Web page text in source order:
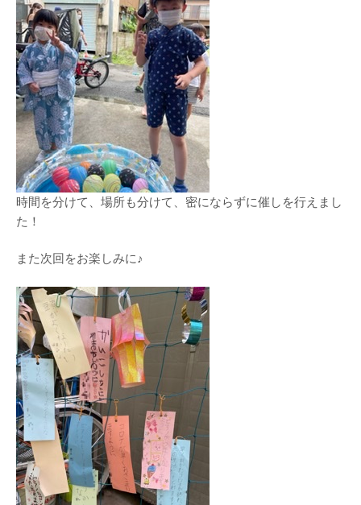
時間を分けて、場所も分けて、密にならずに催しを行えまし
た！
また次回をお楽しみに♪